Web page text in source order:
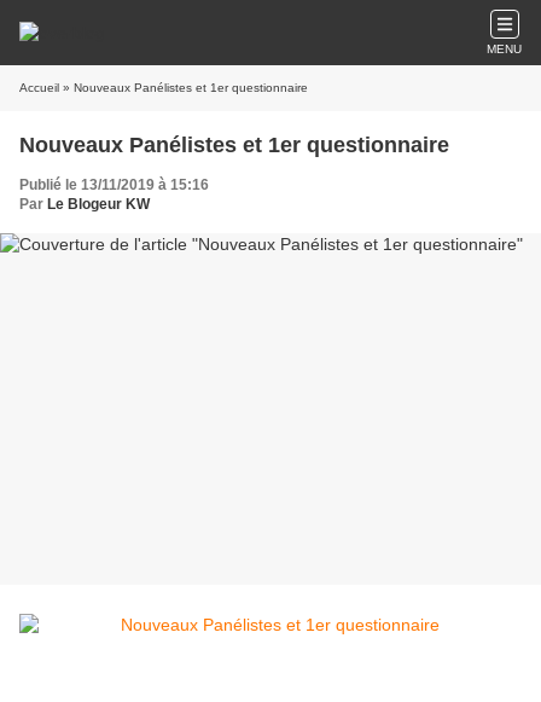
MENU
Accueil » Nouveaux Panélistes et 1er questionnaire
Nouveaux Panélistes et 1er questionnaire
Publié le 13/11/2019 à 15:16
Par Le Blogeur KW